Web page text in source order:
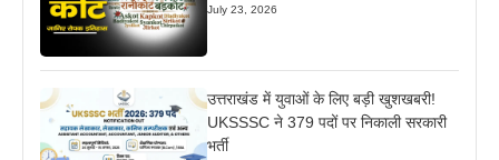
July 23, 2026
उत्तराखंड में युवाओं के लिए बड़ी खुशखबरी!
UKSSSC ने 379 पदों पर निकाली सरकारी
भर्ती